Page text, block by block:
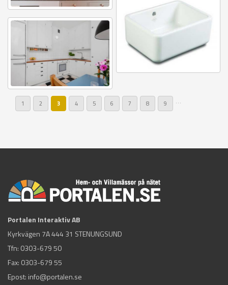
Sidor
1 2 3 4 5 6 7 8 9 …
Portalen Interaktiv AB
Kyrkvägen 7A 444 31 STENUNGSUND
Tfn: 0303-679 50
Fax: 0303-679 55
Epost: info@portalen.se